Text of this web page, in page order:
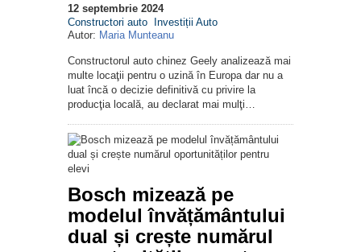
12 septembrie 2024
Constructori auto
Investiții Auto
Autor: Maria Munteanu
Constructorul auto chinez Geely analizează mai
multe locaţii pentru o uzină în Europa dar nu a
luat încă o decizie definitivă cu privire la
producţia locală, au declarat mai mulţi…
Bosch mizează pe
modelul învățământului
dual și crește numărul